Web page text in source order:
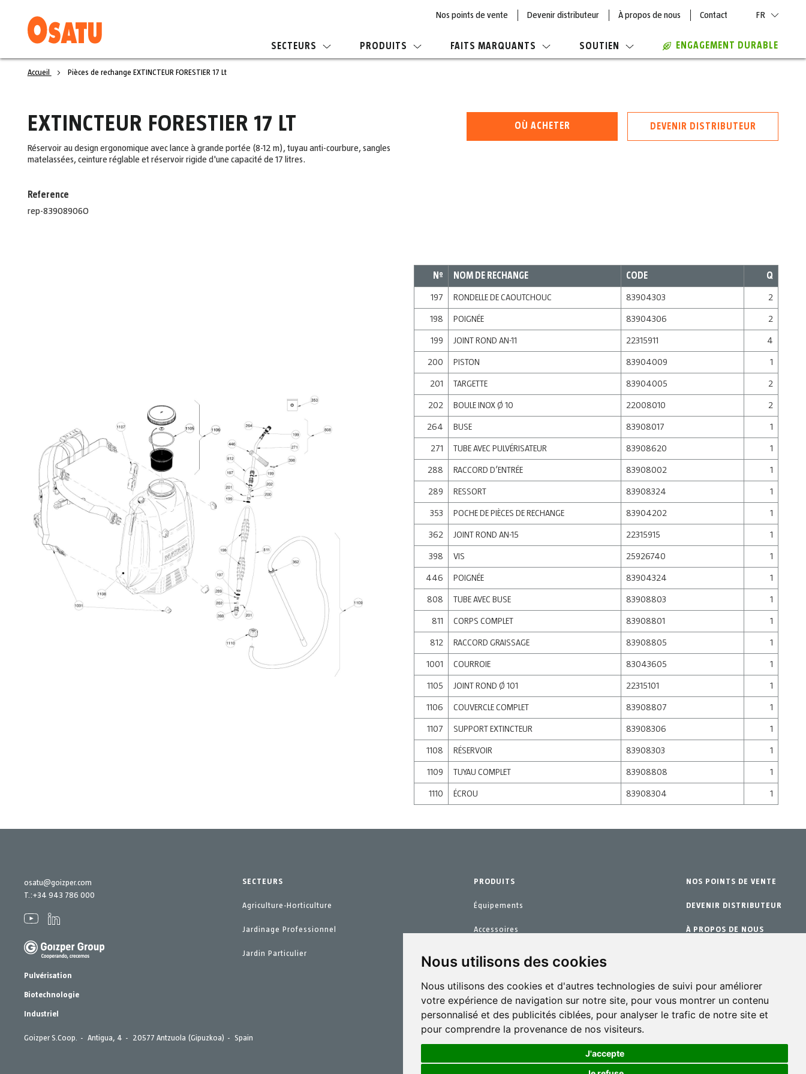
Nous utilisons des cookies
Nous utilisons des cookies et d'autres technologies de suivi pour améliorer
votre expérience de navigation sur notre site, pour vous montrer un contenu
personnalisé et des publicités ciblées, pour analyser le trafic de notre site et
pour comprendre la provenance de nos visiteurs.
J'accepte
Nos points de vente Devenir distributeur À propos de nous Contact FR
SECTEURS PRODUITS FAITS MARQUANTS SOUTIEN ENGAGEMENT DURABLE
Accueil Pièces de rechange EXTINCTEUR FORESTIER 17 Lt
EXTINCTEUR FORESTIER 17 LT
Réservoir au design ergonomique avec lance à grande portée (8-12 m), tuyau anti-courbure, sangles
matelassées, ceinture réglable et réservoir rigide d'une capacité de 17 litres.
Reference
rep-83908906O
OÙ ACHETER DEVENIR DISTRIBUTEUR
Nº NOM DE RECHANGE CODE Q
197 RONDELLE DE CAOUTCHOUC 83904303 2
198 POIGNÉE 83904306 2
199 JOINT ROND AN-11 22315911 4
200 PISTON 83904009 1
201 TARGETTE 83904005 2
202 BOULE INOX Ø 10 22008010 2
264 BUSE 83908017 1
271 TUBE AVEC PULVÉRISATEUR 83908620 1
288 RACCORD D’ENTRÉE 83908002 1
289 RESSORT 83908324 1
353 POCHE DE PIÈCES DE RECHANGE 83904202 1
362 JOINT ROND AN-15 22315915 1
398 VIS 25926740 1
446 POIGNÉE 83904324 1
808 TUBE AVEC BUSE 83908803 1
811 CORPS COMPLET 83908801 1
812 RACCORD GRAISSAGE 83908805 1
1001 COURROIE 83043605 1
1105 JOINT ROND Ø 101 22315101 1
1106 COUVERCLE COMPLET 83908807 1
1107 SUPPORT EXTINCTEUR 83908306 1
1108 RÉSERVOIR 83908303 1
1109 TUYAU COMPLET 83908808 1
1110 ÉCROU 83908304 1
osatu@goizper.com
T.:+34 943 786 000
Pulvérisation
Biotechnologie
Industriel
SECTEURS
Agriculture-Horticulture
Jardinage Professionnel
Jardin Particulier
PRODUITS
Équipements
Accessoires
NOS POINTS DE VENTE
DEVENIR DISTRIBUTEUR
À PROPOS DE NOUS
Goizper S.Coop. Antigua, 4 20577 Antzuola (Gipuzkoa) Spain